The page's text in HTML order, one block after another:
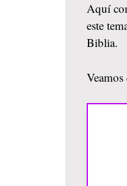
Aquí
este
Biblia.